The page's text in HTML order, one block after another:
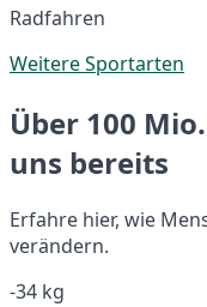
Radfahren
Weitere Sportarten
Über 100
uns bereits
Erfahre hier, wie
verändern.
-34 kg